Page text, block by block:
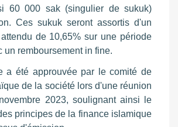
60 000 sak (singulier de sukuk)
Ces sukuk seront assortis d'un
de 10,65% sur une période
un remboursement in fine.
a été approuvée par le comité de
de la société lors d'une réunion
2023, soulignant ainsi le
principes de la finance islamique